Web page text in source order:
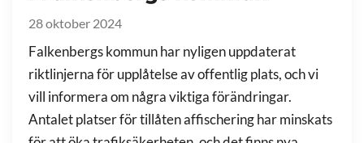
28 oktober 2024
Falkenbergs kommun har nyligen uppdaterat
riktlinjerna för upplåtelse av offentlig plats, och vi
vill informera om några viktiga förändringar.
Antalet platser för tillåten affischering har minskats